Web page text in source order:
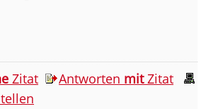
Zitat Antworten mitZitat